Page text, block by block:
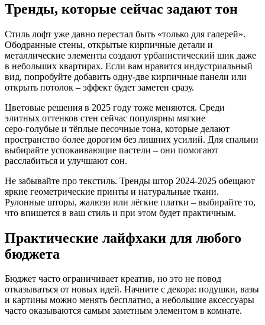
Тренды, которые сейчас задают тон
Стиль лофт уже давно перестал быть «только для галерей».
Ободранные стены, открытые кирпичные детали и
металлические элементы создают урбанистический шик даже
в небольших квартирах. Если вам нравится индустриальный
вид, попробуйте добавить одну‑две кирпичные панели или
открыть потолок – эффект будет заметен сразу.
Цветовые решения в 2025 году тоже меняются. Среди
элитных оттенков стен сейчас популярны мягкие
серо‑голубые и тёплые песочные тона, которые делают
пространство более дорогим без лишних усилий. Для спальни
выбирайте успокаивающие пастели – они помогают
расслабиться и улучшают сон.
Не забывайте про текстиль. Тренды штор 2024‑2025 обещают
яркие геометрические принты и натуральные ткани.
Рулонные шторы, жалюзи или лёгкие платки – выбирайте то,
что впишется в ваш стиль и при этом будет практичным.
Практические лайфхаки для любого
бюджета
Бюджет часто ограничивает креатив, но это не повод
отказываться от новых идей. Начните с декора: подушки, вазы
и картины можно менять бесплатно, а небольшие аксессуары
часто оказываются самым заметным элементом в комнате.